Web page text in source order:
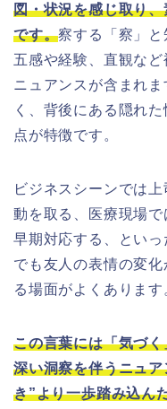
図・状況を感じ取り
です。察する「察」と
五感や経験、直観な
ニュアンスが含まれま
く、背後にある隠れ
点が特徴です。
ビジネスシーンでは
動を取る、医療現場
早期対応する、とい
でも友人の表情の変
る場面がよくあります
この言葉には「気づ
深い洞察を伴うニュ
き”より一歩踏み込ん